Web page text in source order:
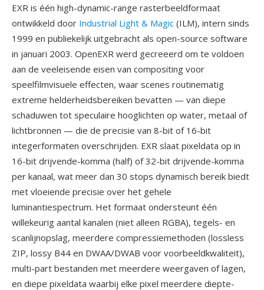
EXR is één high-dynamic-range rasterbeeldformaat
ontwikkeld door Industrial Light & Magic (ILM), intern sinds
1999 en publiekelijk uitgebracht als open-source software
in januari 2003. OpenEXR werd gecreeerd om te voldoen
aan de veeleisende eisen van compositing voor
speelfilmvisuele effecten, waar scenes routinematig
extreme helderheidsbereiken bevatten — van diepe
schaduwen tot speculaire hooglichten op water, metaal of
lichtbronnen — die de precisie van 8-bit of 16-bit
integerformaten overschrijden. EXR slaat pixeldata op in
16-bit drijvende-komma (half) of 32-bit drijvende-komma
per kanaal, wat meer dan 30 stops dynamisch bereik biedt
met vloeiende precisie over het gehele
luminantiespectrum. Het formaat ondersteunt één
willekeurig aantal kanalen (niet alleen RGBA), tegels- en
scanlijnopslag, meerdere compressiemethoden (lossless
ZIP, lossy B44 en DWAA/DWAB voor voorbeeldkwaliteit),
multi-part bestanden met meerdere weergaven of lagen,
en diepe pixeldata waarbij elke pixel meerdere diepte-